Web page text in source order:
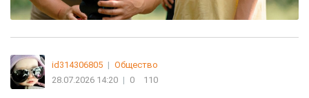
id314306805 | Общество
28.07.2026 14:20 | 0 110